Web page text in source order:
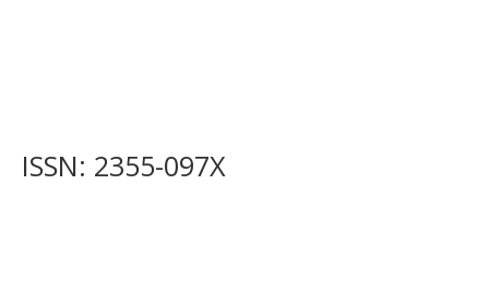
ISSN: 2355-097X